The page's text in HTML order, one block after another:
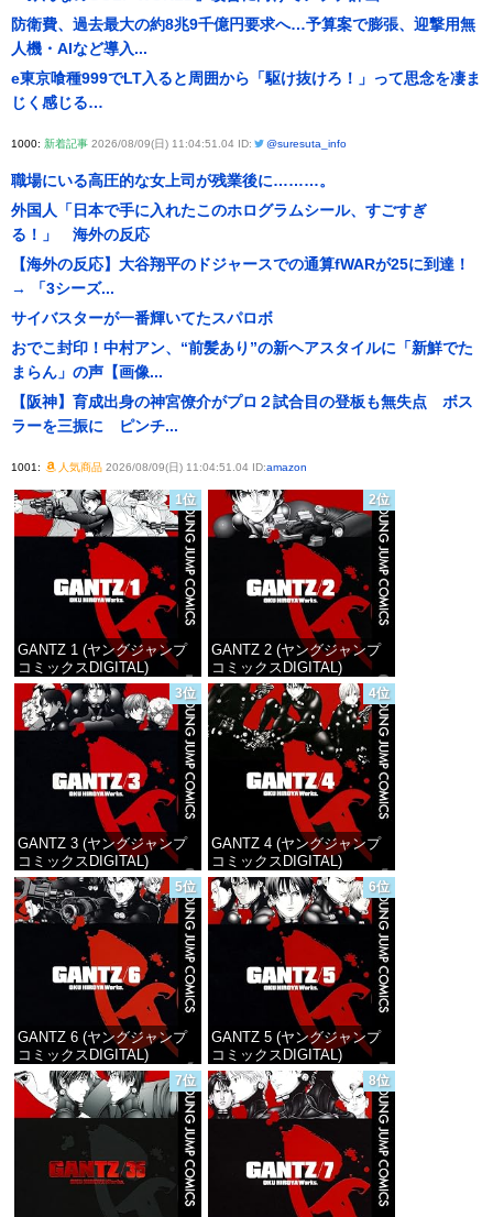
防衛費、過去最大の約8兆9千億円要求へ…予算案で膨張、迎撃用無
人機・AIなど導入...
e東京喰種999でLT入ると周囲から「駆け抜けろ！」って思念を凄ま
じく感じる…
1000: 新着記事 2026/08/09(日) 11:04:51.04 ID: @suresuta_info
職場にいる高圧的な女上司が残業後に………。
外国人「日本で手に入れたこのホログラムシール、すごすぎ
る！」 海外の反応
【海外の反応】大谷翔平のドジャースでの通算fWARが25に到達！
→ 「3シーズ...
サイバスターが一番輝いてたスパロボ
おでこ封印！中村アン、“前髪あり”の新ヘアスタイルに「新鮮でた
まらん」の声【画像...
【阪神】育成出身の神宮僚介がプロ２試合目の登板も無失点 ボス
ラーを三振に ピンチ...
1001: 人気商品2026/08/09(日) 11:04:51.04 ID:amazon
1位
GANTZ 1 (ヤングジャンプ
コミックスDIGITAL)
価格：¥100
2位
GANTZ 2 (ヤングジャンプ
コミックスDIGITAL)
価格：¥100
3位
GANTZ 3 (ヤングジャンプ
コミックスDIGITAL)
価格：¥100
4位
GANTZ 4 (ヤングジャンプ
コミックスDIGITAL)
価格：¥100
5位
GANTZ 6 (ヤングジャンプ
コミックスDIGITAL)
価格：¥100
6位
GANTZ 5 (ヤングジャンプ
コミックスDIGITAL)
価格：¥100
7位 8位